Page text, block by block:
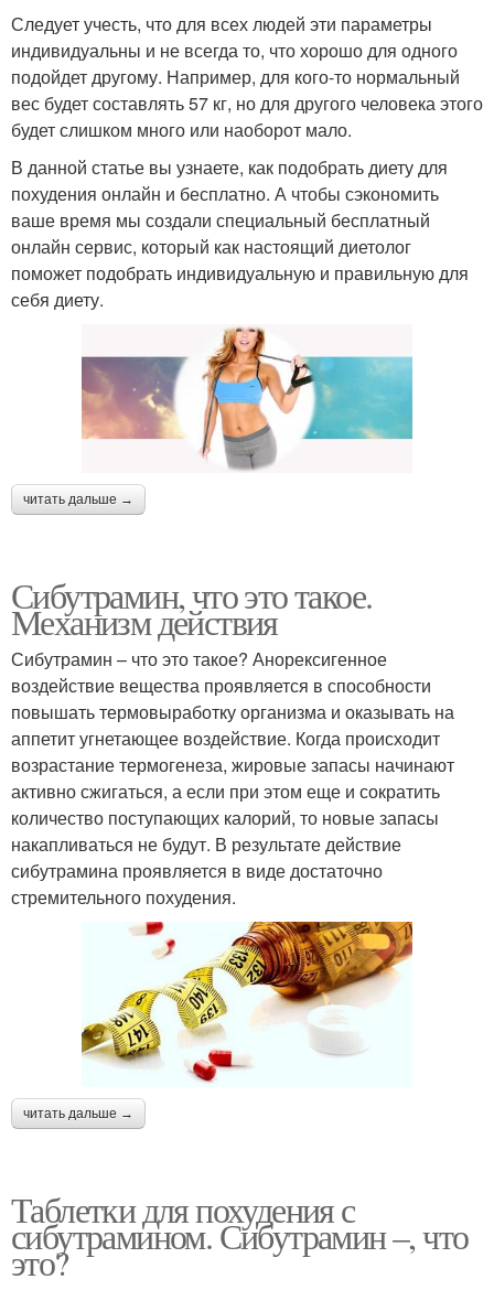
Следует учесть, что для всех людей эти параметры
индивидуальны и не всегда то, что хорошо для одного
подойдет другому. Например, для кого-то нормальный
вес будет составлять 57 кг, но для другого человека этого
будет слишком много или наоборот мало.
В данной статье вы узнаете, как подобрать диету для
похудения онлайн и бесплатно. А чтобы сэкономить
ваше время мы создали специальный бесплатный
онлайн сервис, который как настоящий диетолог
поможет подобрать индивидуальную и правильную для
себя диету.
читать дальше →
Сибутрамин, что это такое.
Механизм действия
Сибутрамин – что это такое? Анорексигенное
воздействие вещества проявляется в способности
повышать термовыработку организма и оказывать на
аппетит угнетающее воздействие. Когда происходит
возрастание термогенеза, жировые запасы начинают
активно сжигаться, а если при этом еще и сократить
количество поступающих калорий, то новые запасы
накапливаться не будут. В результате действие
сибутрамина проявляется в виде достаточно
стремительного похудения.
читать дальше →
Таблетки для похудения с
сибутрамином. Сибутрамин –, что
это?